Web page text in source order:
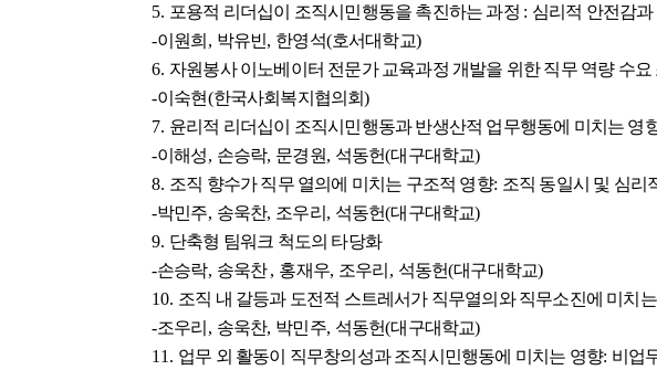
5. 포용적 리더십이 조직시민행동을 촉진하는 과정 : 심리적 안전감
-이원희 , 박유빈, 한영석(호서대학교)
6. 자원봉사 이노베이터 전문가 교육과정 개발을 위한 직무 역량 수요
-이숙현(한국사회복지협의회)
7. 윤리적 리더십이 조직시민행동과 반생산적 업무행동에 미치는 영
-이해성, 손승락, 문경원, 석동헌(대구대학교)
8. 조직 향수가 직무 열의에 미치는 구조적 영향: 조직 동일시 및 심리
-박민주, 송욱찬, 조우리 , 석동헌(대구대학교)
9. 단축형 팀워크 척도의 타당화
-손승락, 송욱찬, 홍재우, 조우리 , 석동헌(대구대학교)
10. 조직 내 갈등과 도전적 스트레서가 직무열의와 직무소진에 미치
-조우리 , 송욱찬, 박민주, 석동헌(대구대학교)
11. 업무 외 활동이 직무창의성과 조직시민행동에 미치는 영향: 비업